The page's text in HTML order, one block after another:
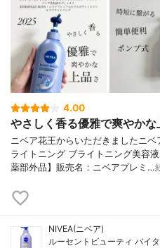
4.00
やさしく香る優雅で爽やか
ニベア花王からいただきましたニ
ライトニング ブライトニング美容
薬部外品】販売名：ニベアプレミ…
NIVEA(ニベア)
ルーセントビューティ バイ